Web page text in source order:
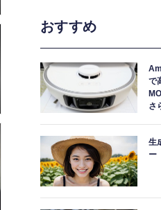
おすすめ
で
さ
生
ー